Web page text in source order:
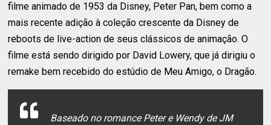
filme animado de 1953 da Disney, Peter Pan, bem como a
mais recente adição à coleção crescente da Disney de
reboots de live-action de seus clássicos de animação. O
filme está sendo dirigido por David Lowery, que já dirigiu o
remake bem recebido do estúdio de Meu Amigo, o Dragão.
Baseado no romance Peter e Wendy de JM